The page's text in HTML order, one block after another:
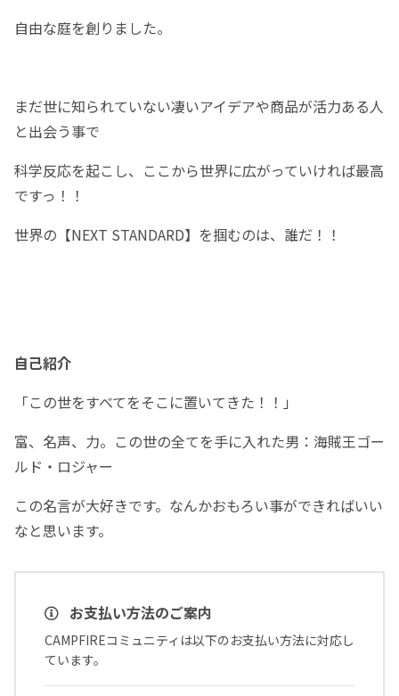
自由な庭を創りました。
まだ世に知られていない凄いアイデアや商品が活力ある人
と出会う事で
科学反応を起こし、ここから世界に広がっていければ最高
ですっ！！
世界の【NEXT STANDARD】を掴むのは、誰だ！！
自己紹介
「この世をすべてをそこに置いてきた！！」
富、名声、力。この世の全てを手に入れた男：海賊王ゴー
ルド・ロジャー
この名言が大好きです。なんかおもろい事ができればいい
なと思います。
お支払い方法のご案内
CAMPFIREコミュニティは以下のお支払い方法に対応し
ています。